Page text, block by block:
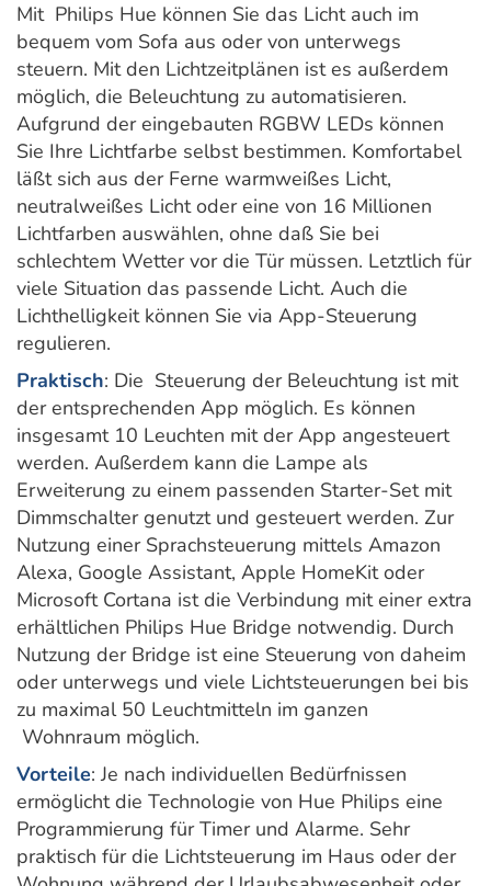
Mit Philips Hue können Sie das Licht auch im
bequem vom Sofa aus oder von unterwegs
steuern. Mit den Lichtzeitplänen ist es außerdem
möglich, die Beleuchtung zu automatisieren.
Aufgrund der eingebauten RGBW LEDs können
Sie Ihre Lichtfarbe selbst bestimmen. Komfortabel
läßt sich aus der Ferne warmweißes Licht,
neutralweißes Licht oder eine von 16 Millionen
Lichtfarben auswählen, ohne daß Sie bei
schlechtem Wetter vor die Tür müssen. Letztlich für
viele Situation das passende Licht. Auch die
Lichthelligkeit können Sie via App-Steuerung
regulieren.
Praktisch: Die Steuerung der Beleuchtung ist mit
der entsprechenden App möglich. Es können
insgesamt 10 Leuchten mit der App angesteuert
werden. Außerdem kann die Lampe als
Erweiterung zu einem passenden Starter-Set mit
Dimmschalter genutzt und gesteuert werden. Zur
Nutzung einer Sprachsteuerung mittels Amazon
Alexa, Google Assistant, Apple HomeKit oder
Microsoft Cortana ist die Verbindung mit einer extra
erhältlichen Philips Hue Bridge notwendig. Durch
Nutzung der Bridge ist eine Steuerung von daheim
oder unterwegs und viele Lichtsteuerungen bei bis
zu maximal 50 Leuchtmitteln im ganzen
Wohnraum möglich.
Vorteile: Je nach individuellen Bedürfnissen
ermöglicht die Technologie von Hue Philips eine
Programmierung für Timer und Alarme. Sehr
praktisch für die Lichtsteuerung im Haus oder der